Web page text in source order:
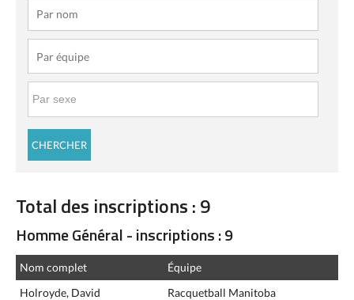
Total des inscriptions : 9
Homme Général - inscriptions : 9
Nom complet
Équipe
Holroyde, David
Racquetball Manitoba